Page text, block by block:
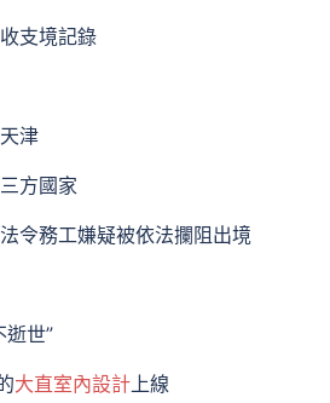
支境記錄
津
方國家
令務工嫌疑被依法攔阻出境
逝世”
大直室內設計上線